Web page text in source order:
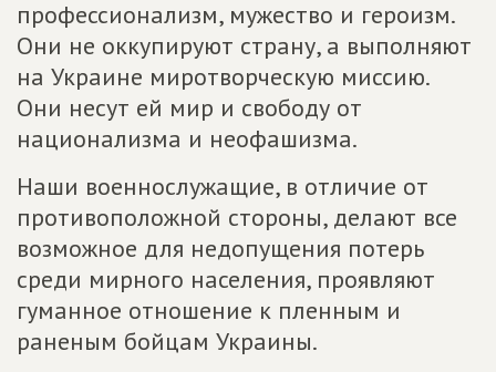
профессионализм, мужество и героизм.
Они не оккупируют страну, а выполняют
на Украине миротворческую миссию.
Они несут ей мир и свободу от
национализма и неофашизма.
Наши военнослужащие, в отличие от
противоположной стороны, делают все
возможное для недопущения потерь
среди мирного населения, проявляют
гуманное отношение к пленным и
раненым бойцам Украины.